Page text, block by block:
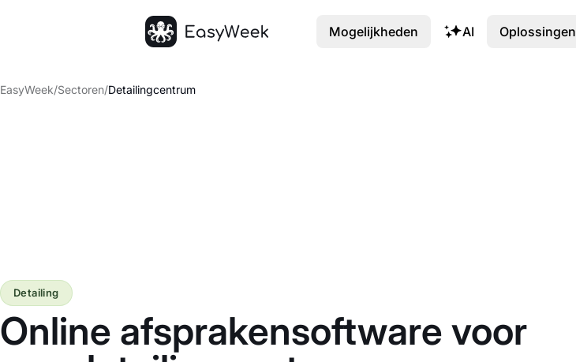
EasyWeek/Sectoren/Detailingcentrum
Online afsprakensoftware voor
Detailing
Mogelijkheden AI Oplossingen